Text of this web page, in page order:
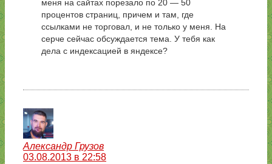
меня на сайтах порезало по 20 — 50
процентов страниц, причем и там, где
ссылками не торговал, и не только у меня. На
серче сейчас обсуждается тема. У тебя как
дела с индексацией в яндексе?
Александр Грузов
03.08.2013 в 22:58